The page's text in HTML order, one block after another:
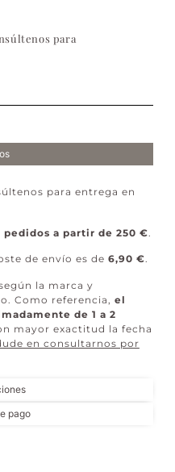
para
pago
para entrega en
a partir de 250 €
de envío es de 6,90 €.
la marca y
Como referencia, el
de 1 a 2
mayor exactitud la fecha
en consultarnos por